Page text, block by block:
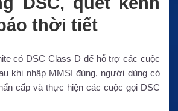
thời tiết
có DSC Class D để hỗ trợ các cuộc
khi nhập MMSI đúng, người dùng có
cấp và thực hiện các cuộc gọi DSC